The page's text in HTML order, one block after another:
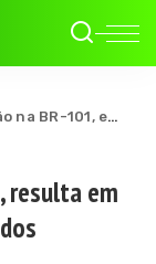
Itapebi, resulta em uma morte e dois feridos
resulta em